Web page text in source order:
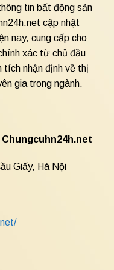
tin bất động sản
cập nhật
nay, cung cấp cho
xác từ chủ đầu
nhận định về thị
gia trong ngành.
Giấy, Hà Nội